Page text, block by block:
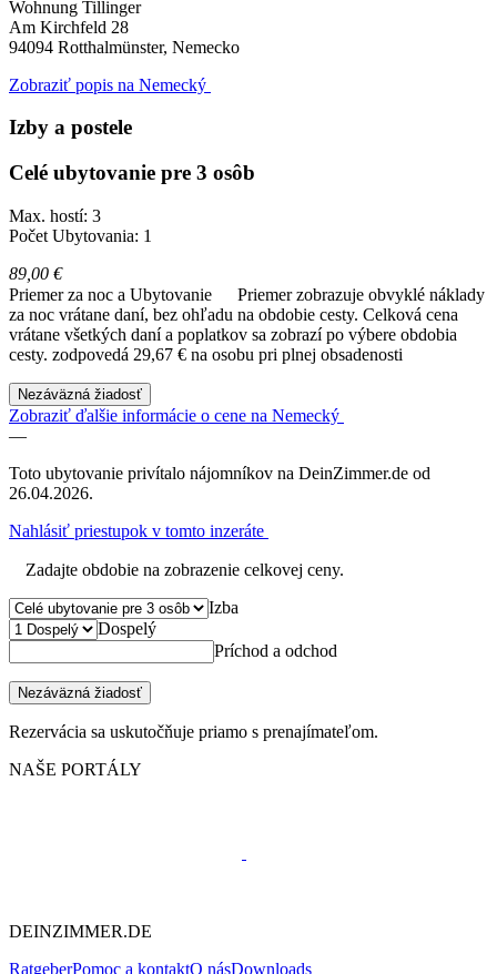
Wohnung Tillinger
Am Kirchfeld 28
94094 Rotthalmünster, Nemecko
Zobraziť popis na Nemecký
Izby a postele
Celé ubytovanie pre 3 osôb
Max. hostí: 3
Počet Ubytovania: 1
89,00 €
Priemer za noc a Ubytovanie
Priemer zobrazuje obvyklé náklady
za noc vrátane daní, bez ohľadu na obdobie cesty. Celková cena
vrátane všetkých daní a poplatkov sa zobrazí po výbere obdobia
cesty. zodpovedá 29,67 € na osobu pri plnej obsadenosti
Nezáväzná žiadosť
Zobraziť ďalšie informácie o cene na Nemecký
—
Toto ubytovanie privítalo nájomníkov na DeinZimmer.de od
26.04.2026.
Nahlásiť priestupok v tomto inzeráte
Zadajte obdobie na zobrazenie celkovej ceny.
Izba
Dospelý
Príchod a odchod
Nezáväzná žiadosť
Rezervácia sa uskutočňuje priamo s prenajímateľom.
NAŠE PORTÁLY
DEINZIMMER.DE
RatgeberPomoc a kontaktO násDownloads